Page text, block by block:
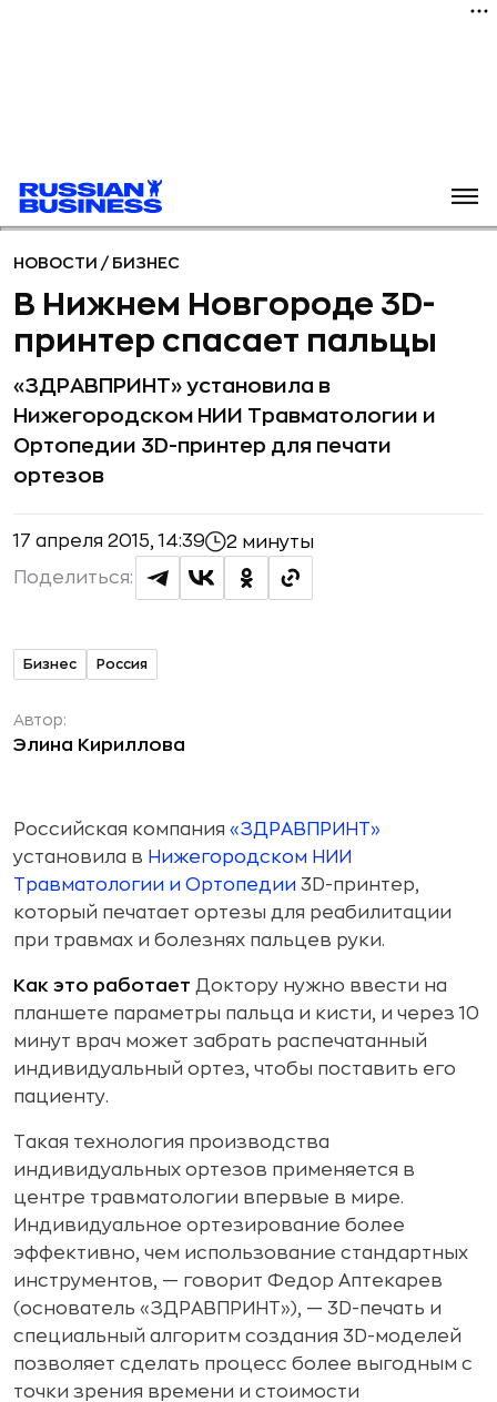
НОВОСТИ / БИЗНЕС
В Нижнем Новгороде 3D-
принтер спасает пальцы
«ЗДРАВПРИНТ» установила в
Нижегородском НИИ Травматологии и
Ортопедии 3D-принтер для печати
ортезов
17 апреля 2015, 14:39 2 минуты
Поделиться:
Бизнес Россия
Автор:
Элина Кириллова
Российская компания «ЗДРАВПРИНТ»
установила в Нижегородском НИИ
Травматологии и Ортопедии 3D-принтер,
который печатает ортезы для реабилитации
при травмах и болезнях пальцев руки.
Как это работает Доктору нужно ввести на
планшете параметры пальца и кисти, и через 10
минут врач может забрать распечатанный
индивидуальный ортез, чтобы поставить его
пациенту.
Такая технология производства
индивидуальных ортезов применяется в
центре травматологии впервые в мире.
Индивидуальное ортезирование более
эффективно, чем использование стандартных
инструментов, — говорит Федор Аптекарев
(основатель «ЗДРАВПРИНТ»), — 3D-печать и
специальный алгоритм создания 3D-моделей
позволяет сделать процесс более выгодным с
точки зрения времени и стоимости